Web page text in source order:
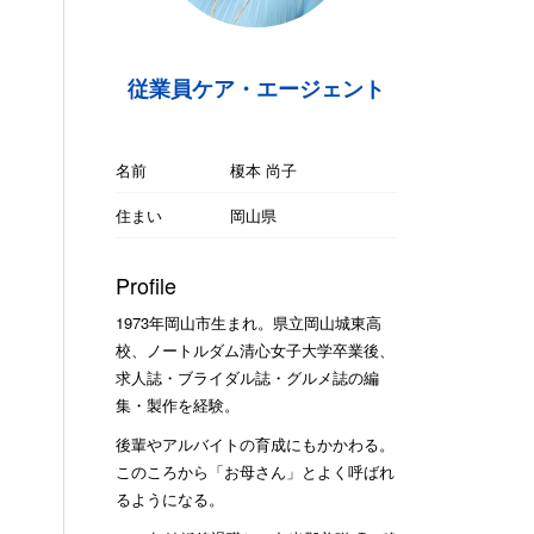
従業員ケア・エージェント
名前
榎本 尚子
住まい
岡山県
Profile
1973年岡山市生まれ。県立岡山城東高
校、ノートルダム清心女子大学卒業後、
求人誌・ブライダル誌・グルメ誌の編
集・製作を経験。
後輩やアルバイトの育成にもかかわる。
このころから「お母さん」とよく呼ばれ
るようになる。